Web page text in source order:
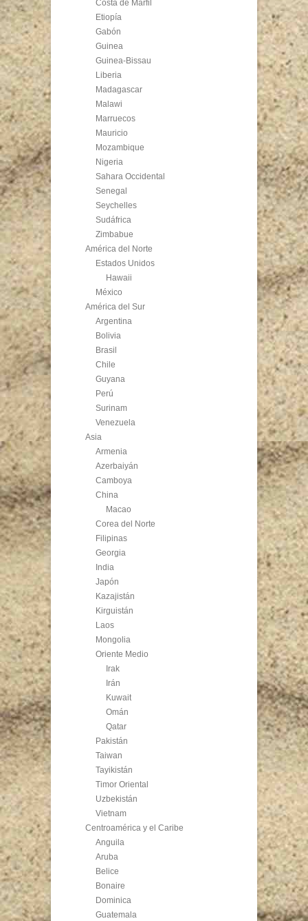
Costa de Marfil
Etiopía
Gabón
Guinea
Guinea-Bissau
Liberia
Madagascar
Malawi
Marruecos
Mauricio
Mozambique
Nigeria
Sahara Occidental
Senegal
Seychelles
Sudáfrica
Zimbabue
América del Norte
Estados Unidos
Hawaii
México
América del Sur
Argentina
Bolivia
Brasil
Chile
Guyana
Perú
Surinam
Venezuela
Asia
Armenia
Azerbaiyán
Camboya
China
Macao
Corea del Norte
Filipinas
Georgia
India
Japón
Kazajistán
Kirguistán
Laos
Mongolia
Oriente Medio
Irak
Irán
Kuwait
Omán
Qatar
Pakistán
Taiwan
Tayikistán
Timor Oriental
Uzbekistán
Vietnam
Centroamérica y el Caribe
Anguila
Aruba
Belice
Bonaire
Dominica
Guatemala